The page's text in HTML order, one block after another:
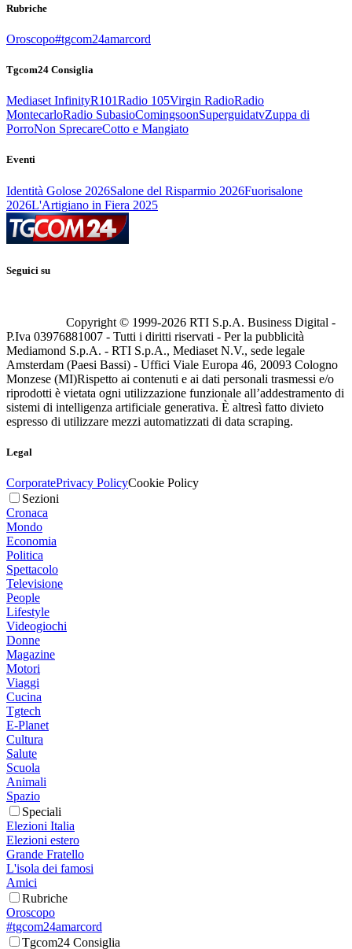
Rubriche
Oroscopo#tgcom24amarcord
Tgcom24 Consiglia
Mediaset InfinityR101Radio 105Virgin RadioRadio
MontecarloRadio SubasioComingsoonSuperguidatvZuppa di
PorroNon SprecareCotto e Mangiato
Eventi
Identità Golose 2026Salone del Risparmio 2026Fuorisalone
2026L'Artigiano in Fiera 2025
Seguici su
Copyright © 1999-2026 RTI S.p.A. Business Digital -
P.Iva 03976881007 - Tutti i diritti riservati - Per la pubblicità
Mediamond S.p.A. - RTI S.p.A., Mediaset N.V., sede legale
Amsterdam (Paesi Bassi) - Uffici Viale Europa 46, 20093 Cologno
Monzese (MI)Rispetto ai contenuti e ai dati personali trasmessi e/o
riprodotti è vietata ogni utilizzazione funzionale all’addestramento di
sistemi di intelligenza artificiale generativa. È altresì fatto divieto
espresso di utilizzare mezzi automatizzati di data scraping.
Legal
CorporatePrivacy PolicyCookie Policy
Sezioni
Cronaca
Mondo
Economia
Politica
Spettacolo
Televisione
People
Lifestyle
Videogiochi
Donne
Magazine
Motori
Viaggi
Cucina
Tgtech
E-Planet
Cultura
Salute
Scuola
Animali
Spazio
Speciali
Elezioni Italia
Elezioni estero
Grande Fratello
L'isola dei famosi
Amici
Rubriche
Oroscopo
#tgcom24amarcord
Tgcom24 Consiglia